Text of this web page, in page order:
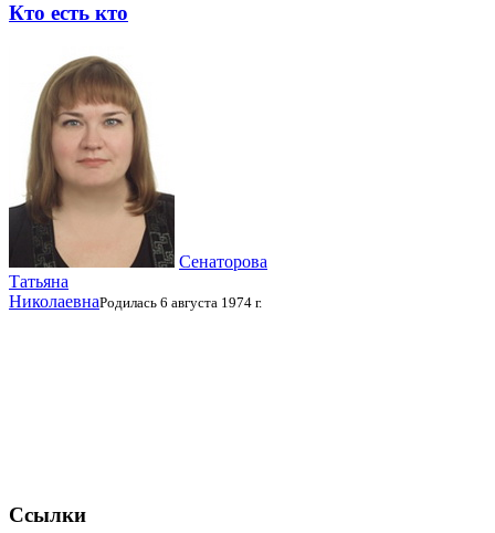
Кто есть кто
Сенаторова
Татьяна
НиколаевнаРодилась 6 августа 1974 г.
Ссылки